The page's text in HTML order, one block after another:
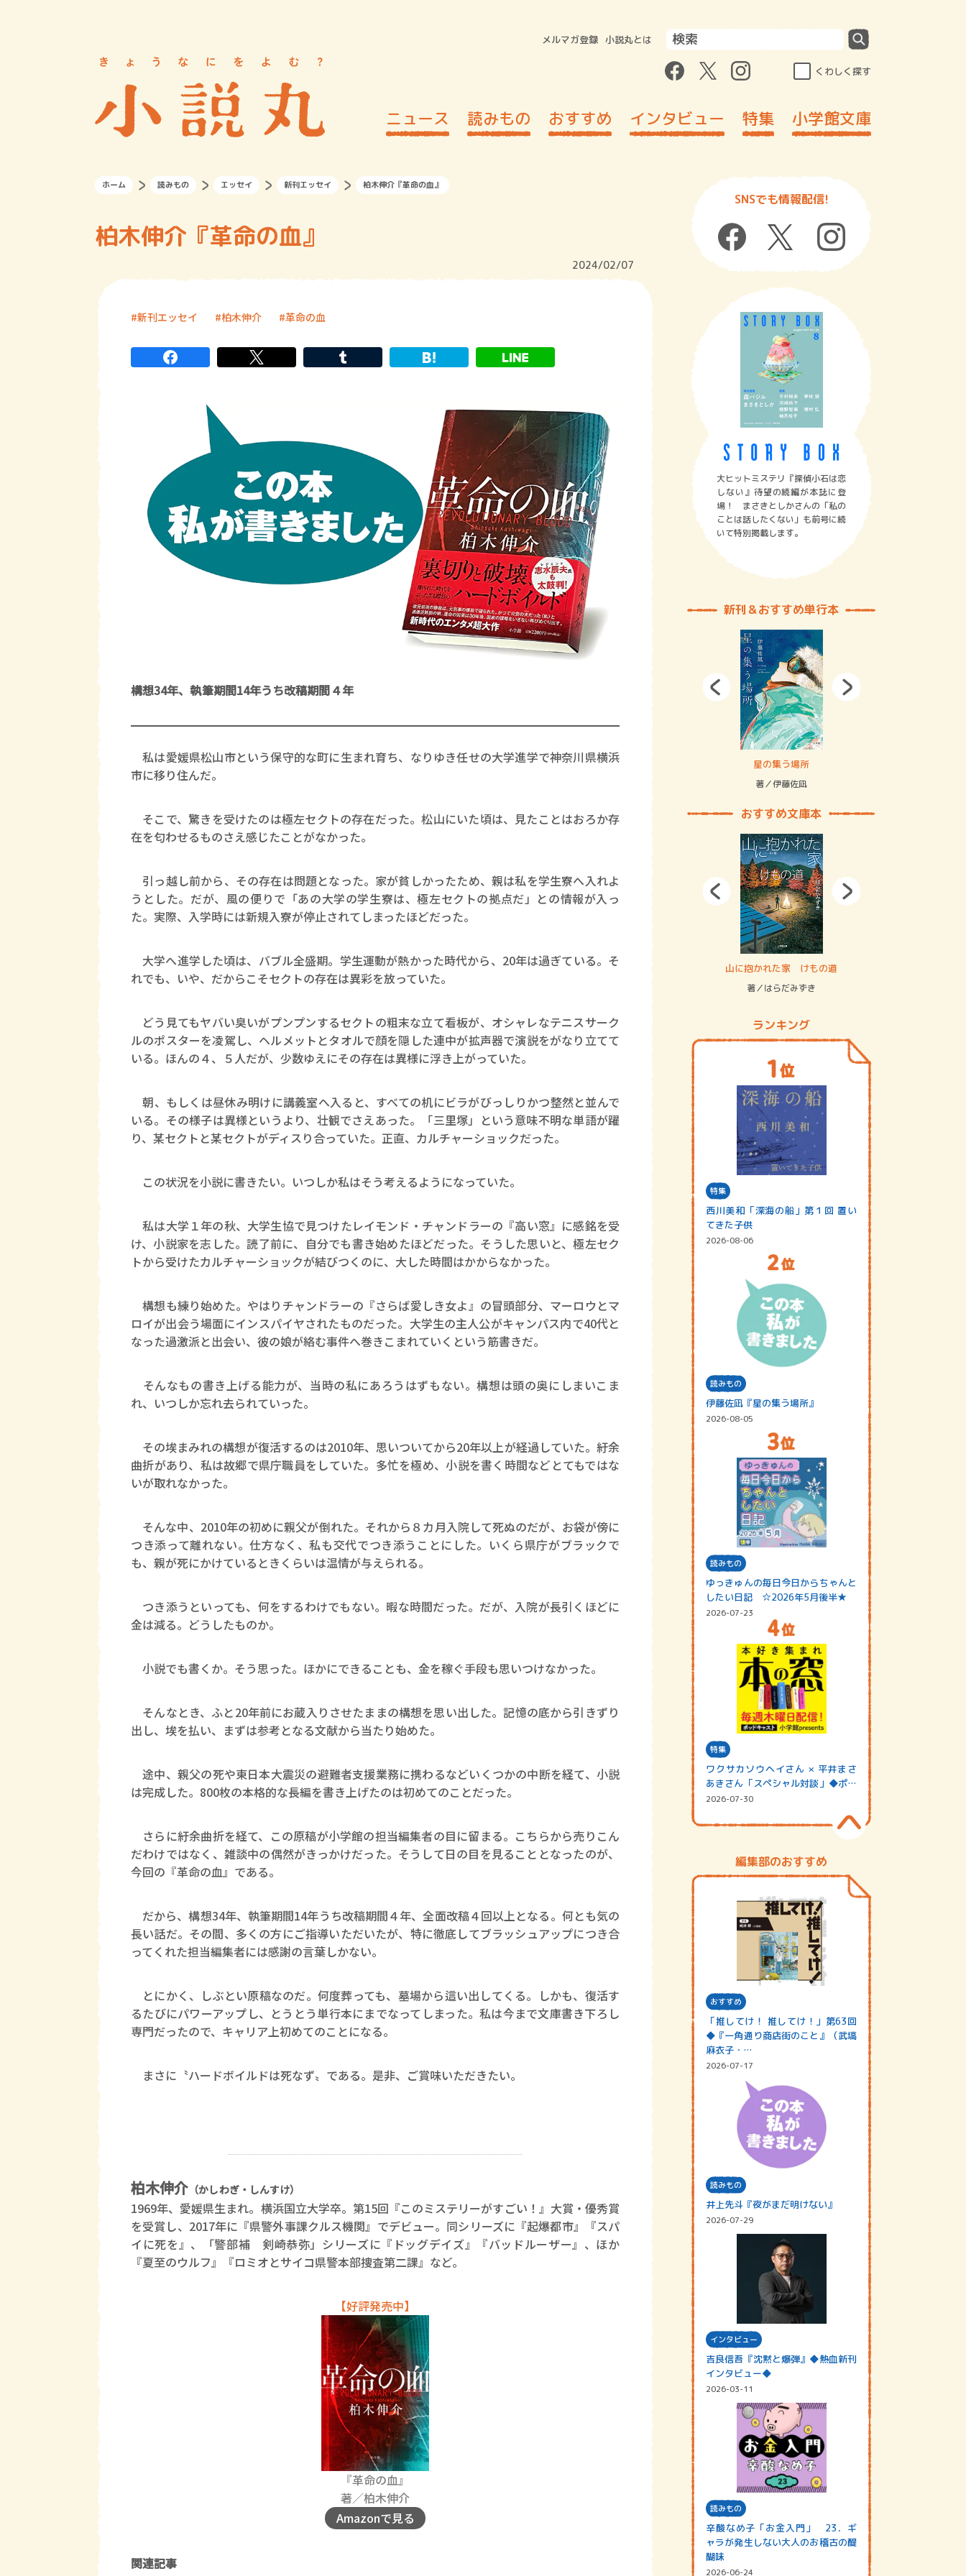
メルマガ登録 小説丸とは
くわしく探す
ニュース 読みもの おすすめ インタビュー 特集 小学館文庫
ホーム 読みもの エッセイ 新刊エッセイ 柏木伸介『革命の血』
柏木伸介『革命の血』
2024/02/07
新刊エッセイ 柏木伸介 革命の血
構想34年、執筆期間14年うち改稿期間４年
私は愛媛県松山市という保守的な町に生まれ育ち、なりゆき任せの大学進学で神奈川県横浜
市に移り住んだ。
そこで、驚きを受けたのは極左セクトの存在だった。松山にいた頃は、見たことはおろか存
在を匂わせるものさえ感じたことがなかった。
引っ越し前から、その存在は問題となった。家が貧しかったため、親は私を学生寮へ入れよ
うとした。だが、風の便りで「あの大学の学生寮は、極左セクトの拠点だ」との情報が入っ
た。実際、入学時には新規入寮が停止されてしまったほどだった。
大学へ進学した頃は、バブル全盛期。学生運動が熱かった時代から、20年は過ぎている。そ
れでも、いや、だからこそセクトの存在は異彩を放っていた。
どう見てもヤバい臭いがプンプンするセクトの粗末な立て看板が、オシャレなテニスサーク
ルのポスターを凌駕し、ヘルメットとタオルで顔を隠した連中が拡声器で演説をがなり立てて
いる。ほんの４、５人だが、少数ゆえにその存在は異様に浮き上がっていた。
朝、もしくは昼休み明けに講義室へ入ると、すべての机にビラがびっしりかつ整然と並んで
いる。その様子は異様というより、壮観でさえあった。「三里塚」という意味不明な単語が躍
り、某セクトと某セクトがディスり合っていた。正直、カルチャーショックだった。
この状況を小説に書きたい。いつしか私はそう考えるようになっていた。
私は大学１年の秋、大学生協で見つけたレイモンド・チャンドラーの『高い窓』に感銘を受
け、小説家を志した。読了前に、自分でも書き始めたほどだった。そうした思いと、極左セク
トから受けたカルチャーショックが結びつくのに、大した時間はかからなかった。
構想も練り始めた。やはりチャンドラーの『さらば愛しき女よ』の冒頭部分、マーロウとマ
ロイが出会う場面にインスパイヤされたものだった。大学生の主人公がキャンパス内で40代と
なった過激派と出会い、彼の娘が絡む事件へ巻きこまれていくという筋書きだ。
そんなもの書き上げる能力が、当時の私にあろうはずもない。構想は頭の奥にしまいこま
れ、いつしか忘れ去られていった。
その埃まみれの構想が復活するのは2010年、思いついてから20年以上が経過していた。紆余
曲折があり、私は故郷で県庁職員をしていた。多忙を極め、小説を書く時間などとてもではな
いが取れなかった。
そんな中、2010年の初めに親父が倒れた。それから８カ月入院して死ぬのだが、お袋が傍に
つき添って離れない。仕方なく、私も交代でつき添うことにした。いくら県庁がブラックで
も、親が死にかけているときくらいは温情が与えられる。
つき添うといっても、何をするわけでもない。暇な時間だった。だが、入院が長引くほどに
金は減る。どうしたものか。
小説でも書くか。そう思った。ほかにできることも、金を稼ぐ手段も思いつけなかった。
そんなとき、ふと20年前にお蔵入りさせたままの構想を思い出した。記憶の底から引きずり
出し、埃を払い、まずは参考となる文献から当たり始めた。
途中、親父の死や東日本大震災の避難者支援業務に携わるなどいくつかの中断を経て、小説
は完成した。800枚の本格的な長編を書き上げたのは初めてのことだった。
さらに紆余曲折を経て、この原稿が小学館の担当編集者の目に留まる。こちらから売りこん
だわけではなく、雑談中の偶然がきっかけだった。そうして日の目を見ることとなったのが、
今回の『革命の血』である。
だから、構想34年、執筆期間14年うち改稿期間４年、全面改稿４回以上となる。何とも気の
長い話だ。その間、多くの方にご指導いただいたが、特に徹底してブラッシュアップにつき合
ってくれた担当編集者には感謝の言葉しかない。
とにかく、しぶとい原稿なのだ。何度葬っても、墓場から這い出してくる。しかも、復活す
るたびにパワーアップし、とうとう単行本にまでなってしまった。私は今まで文庫書き下ろし
専門だったので、キャリア上初めてのことになる。
まさに〝ハードボイルドは死なず〟である。是非、ご賞味いただきたい。
柏木伸介 （かしわぎ・しんすけ）
1969年、愛媛県生まれ。横浜国立大学卒。第15回『このミステリーがすごい！』大賞・優秀賞
を受賞し、2017年に『県警外事課クルス機関』でデビュー。同シリーズに『起爆都市』『スパ
イに死を』、「警部補 剣崎恭弥」シリーズに『ドッグデイズ』『バッドルーザー』、ほか
『夏至のウルフ』『ロミオとサイコ県警本部捜査第二課』など。
【好評発売中】
『革命の血』
著／柏木伸介
Amazonで見る
関連記事
SNSでも情報配信!
大ヒットミステリ『探偵小石は恋
しない』待望の続編が本誌に登
場！ まさきとしかさんの「私の
ことは話したくない」も前号に続
いて特別掲載します。
新刊＆おすすめ単行本
賞金稼ぎスリーサム！ 二重拘束の… 星の集う場所
著／伊藤佐凪
おすすめ文庫本
ロボット・イン・ザ・システム 山に抱かれた家 けもの道
著／はらだみずき
ランキング
特集
西川美和「深海の船」第１回 置い
てきた子供
2026-08-06
読みもの
伊藤佐凪『星の集う場所』
2026-08-05
読みもの
ゆっきゅんの毎日今日からちゃんと
したい日記 ☆2026年5月後半★
2026-07-23
特集
ワクサカソウヘイさん × 平井まさ
あきさん「スペシャル対談」◆ポッ
ドキャスト…
2026-07-30
編集部のおすすめ
おすすめ
「推してけ！ 推してけ！」第63回
◆『一角通り商店街のこと』（武塙
麻衣子・…
2026-07-17
読みもの
井上先斗『夜がまだ明けない』
2026-07-29
インタビュー
吉良信吾『沈黙と爆弾』◆熱血新刊
インタビュー◆
2026-03-11
読みもの
辛酸なめ子「お金入門」 23．ギ
ャラが発生しない大人のお稽古の醍
醐味
2026-06-24